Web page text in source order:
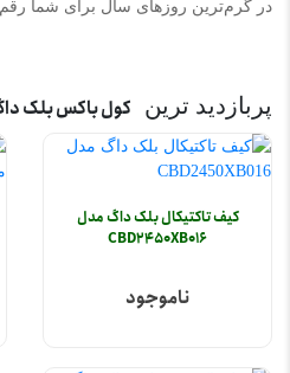
در گرم‌ترین روزهای سال برای شما
پربازدید ترین کول باکس بلک
کیف تاکتیکال بلک داگ مدل
CBD2450XB016
ناموجود